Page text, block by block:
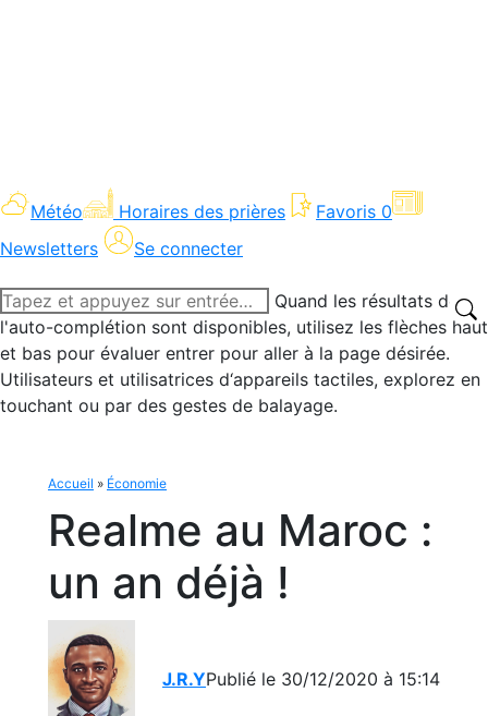
Météo Horaires des prières Favoris 0
Newsletters
Se connecter
Recherche
:
Quand les résultats de
l'auto-complétion sont disponibles, utilisez les flèches haut
et bas pour évaluer entrer pour aller à la page désirée.
Utilisateurs et utilisatrices d‘appareils tactiles, explorez en
touchant ou par des gestes de balayage.
Accueil » Économie
Realme au Maroc :
un an déjà !
J.R.YPublié le 30/12/2020 à 15:14